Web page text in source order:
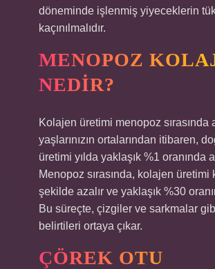
döneminde işlenmiş yiyeceklerin
kaçınılmalıdır.
MENOPOZ
NEDIR?
Kolajen üretimi menopoz sırasında
yaşlarınızın ortalarından itibaren,
üretimi yılda yaklaşık %1 oranında
Menopoz sırasında, kolajen üretimi
şekilde azalır ve yaklaşık %30
Bu süreçte, çizgiler ve sarkmalar
belirtileri ortaya çıkar.
ÇÖREK OTU